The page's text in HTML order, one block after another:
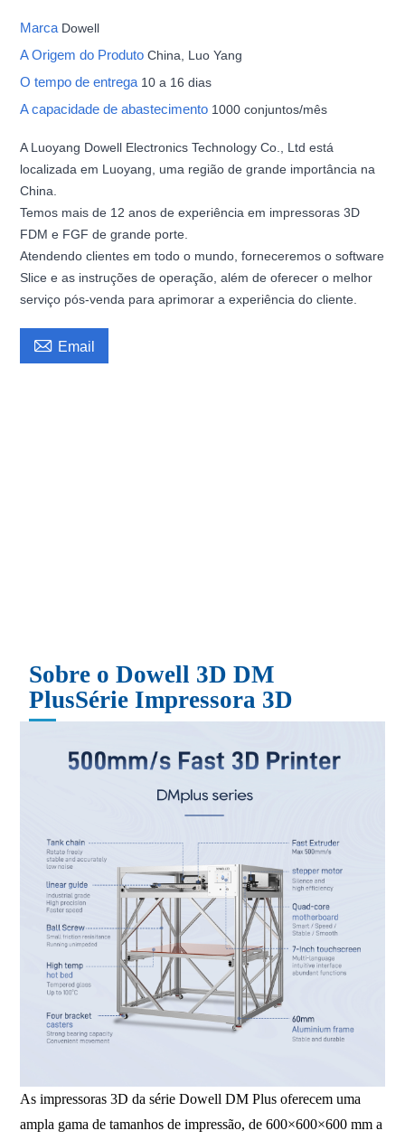
Marca Dowell
A Origem do ProdutoChina, Luo Yang
O tempo de entrega 10 a 16 dias
A capacidade de abastecimento 1000 conjuntos/mês
A Luoyang Dowell Electronics Technology Co., Ltd está
localizada em Luoyang, uma região de grande importância na
China.
Temos mais de 12 anos de experiência em impressoras 3D
FDM e FGF de grande porte.
Atendendo clientes em todo o mundo, forneceremos o software
Slice e as instruções de operação, além de oferecer o melhor
serviço pós-venda para aprimorar a experiência do cliente.
 Email
Sobre o Dowell 3D DM
PlusSérie Impressora 3D
As impressoras 3D da série Dowell DM Plus oferecem uma
ampla gama de tamanhos de impressão, de 600×600×600 mm a